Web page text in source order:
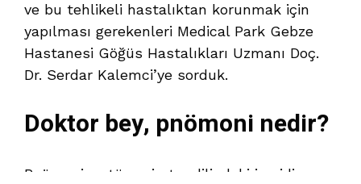
ve bu tehlikeli hastalıktan korunmak için
yapılması gerekenleri Medical Park Gebze
Hastanesi Göğüs Hastalıkları Uzmanı Doç.
Dr. Serdar Kalemci’ye sorduk.
Doktor bey, pnömoni nedir?
Pnömoni, zatürrenin tıp dilindeki ismidir.